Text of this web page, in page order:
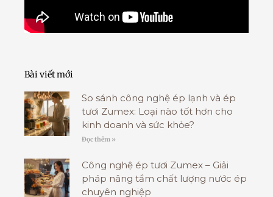
Bài viết mới
So sánh công nghệ ép lạnh và ép
tươi Zumex: Loại nào tốt hơn cho
kinh doanh và sức khỏe?
Đọc thêm »
Công nghệ ép tươi Zumex – Giải
pháp nâng tầm chất lượng nước ép
chuyên nghiệp